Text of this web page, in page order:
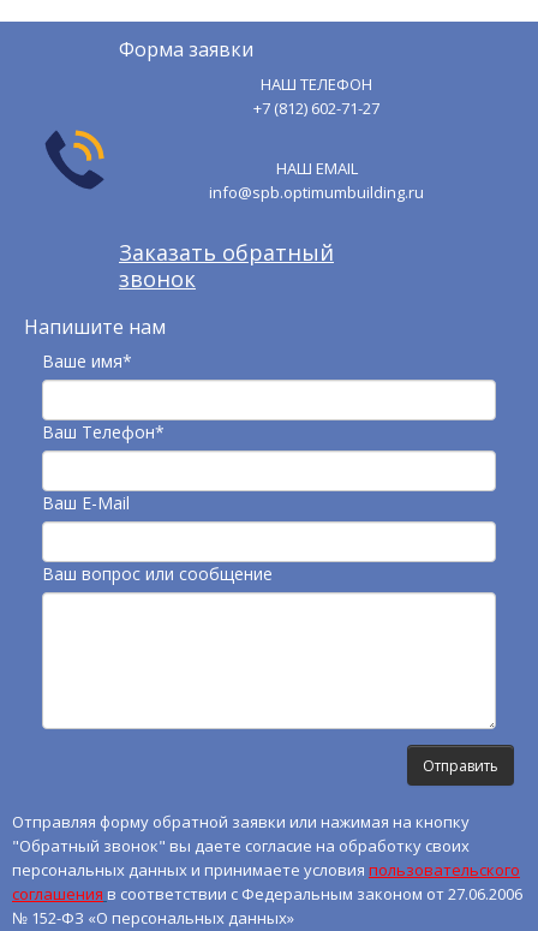
Форма заявки
НАШ ТЕЛЕФОН
+7 (812) 602-71-27
НАШ EMAIL
info@spb.optimumbuilding.ru
Заказать обратный
звонок
Напишите нам
Ваше имя*
Ваш Телефон*
Ваш E-Mail
Ваш вопрос или сообщение
Отправляя форму обратной заявки или нажимая на кнопку
"Обратный звонок" вы даете согласие на обработку своих
персональных данных и принимаете условия пользовательского
соглашения в соответствии с Федеральным законом от 27.06.2006
№ 152-ФЗ «О персональных данных»